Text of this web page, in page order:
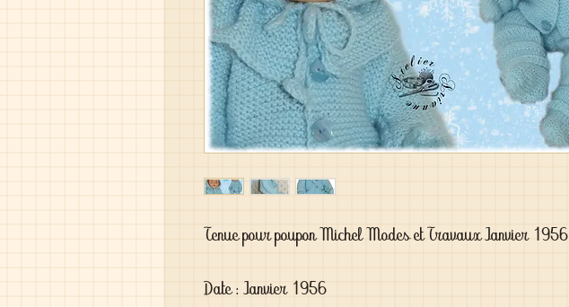
Tenue pour poupon Michel Modes et Travaux Janvier 1956
Date : Janvier 1956